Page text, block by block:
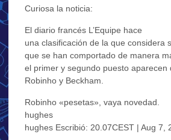
Curiosa la noticia:
El diario francés L’Equipe hace
una clasificación de la que considera
que se han comportado de manera
el primer y segundo puesto aparecen
Robinho y Beckham.
Robinho «pesetas», vaya novedad.
hughes
hughes Escribió: 20.07CEST | Aug 7,